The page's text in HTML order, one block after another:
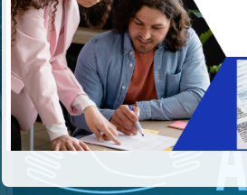
C'è un modo di contribuire alle attività
delle vittime della strada e per dare